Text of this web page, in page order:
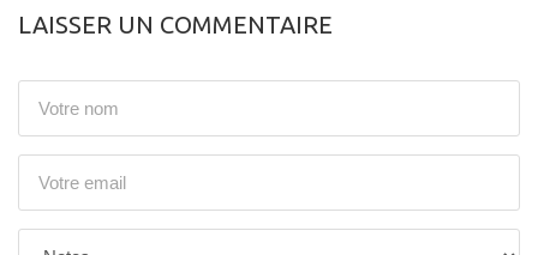
LAISSER UN COMMENTAIRE